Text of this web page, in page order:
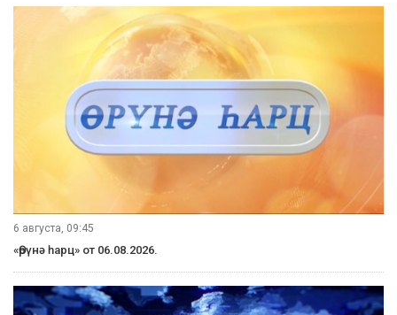
6 августа, 09:45
«Өрүнә һарц» от 06.08.2026.